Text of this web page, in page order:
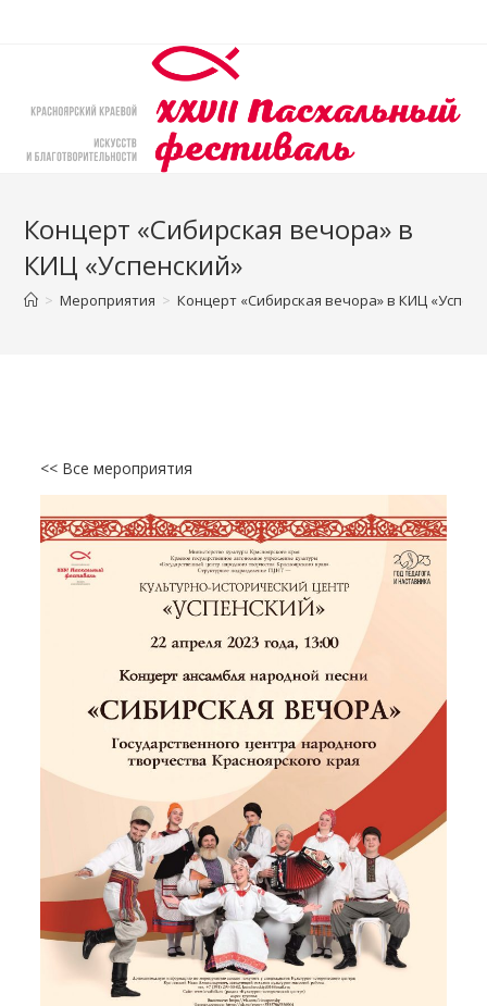
Концерт «Сибирская вечора» в
КИЦ «Успенский»
> Мероприятия > Концерт «Сибирская вечора» в КИЦ
<< Все мероприятия